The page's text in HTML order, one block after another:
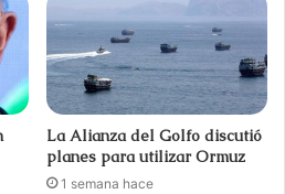
La Alianza del Golfo discutió
planes para utilizar Ormuz
1 semana hace